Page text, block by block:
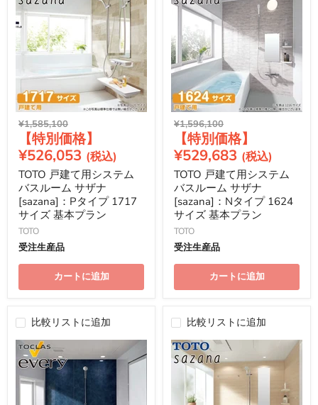
元
価
格
¥1,585,100
在
の
価
格
¥526,053
TOTO 戸建て用システム
バスルーム サザナ
[sazana]：Pタイプ 1717
サイズ 基本プラン
TOTO
受注生産品
カートに追加
元
価
格
¥1,596,100
在
の
価
格
¥529,683
TOTO 戸建て用システム
バスルーム サザナ
[sazana]：Nタイプ 1624
サイズ 基本プラン
TOTO
受注生産品
カートに追加
比較リストに追加 比較リストに追加